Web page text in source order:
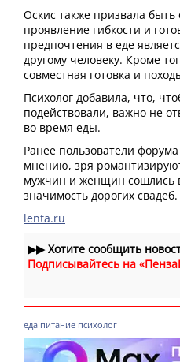
Оскис также призвала быть
проявление гибкости и
предпочтения в еде
другому человеку. Кроме
совместная готовка и
Психолог добавила, что,
подействовали, важно не
во время еды.
Ранее пользователи
мнению, зря
мужчин и женщин сошлись
значимость дорогих свадеб.
lenta.ru
▶▶Хотите сообщить
Подписывайтесь на
еда питание психолог